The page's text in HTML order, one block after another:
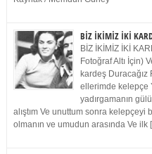
BİZ İKİMİZ İKİ
BİZ İKİMİZ İKİ
Fotoğraf Altı İçin)
kardeş Duracağız
ellerimde kelepçe
yadırgamanın
alıştım Ve unuttum sonra
olmanın ve umudun arasında Ve ilk